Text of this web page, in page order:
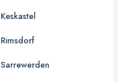
Keskastel
Rimsdorf
Sarrewerden